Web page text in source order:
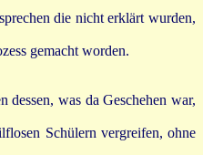
die nicht erklärt wurden,
gemacht worden.
was da Geschehen war,
Schülern vergreifen, ohne